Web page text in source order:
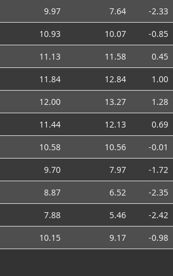
9.97 7.64
-2.33
10.93 10.07
-0.85
11.13 11.58
0.45
11.84 12.84
1.00
12.00 13.27
1.28
11.44 12.13
0.69
10.58 10.56
-0.01
9.70 7.97
-1.72
8.87 6.52
-2.35
7.88 5.46
-2.42
10.15 9.17 -0.98